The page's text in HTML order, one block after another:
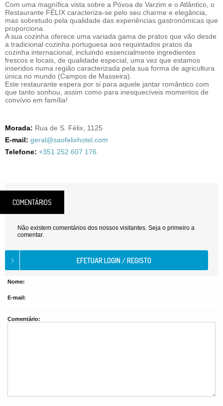
Com uma magnífica vista sobre a Póvoa de Varzim e o Atlântico, o
Restaurante FÉLIX caracteriza-se pelo seu charme e elegância,
mas sobretudo pela qualidade das experiências gastronómicas que
proporciona.
A sua cozinha oferece uma variada gama de pratos que vão desde
a tradicional cozinha portuguesa aos requintados pratos da
cozinha internacional, incluindo essencialmente ingredientes
frescos e locais, de qualidade especial, uma vez que estamos
inseridos numa região caracterizada pela sua forma de agricultura
única no mundo (Campos de Masseira).
Este restaurante espera por si para aquele jantar romântico com
que tanto sonhou, assim como para inesquecíveis momentos de
convívio em família!
Morada: Rua de S. Félix, 1125
E-mail: geral@saofelixhotel.com
Telefone: +351 252 607 176
COMENTÁRIOS
Não existem comentários dos nossos visitantes. Seja o primeiro a
comentar.
Nome:
E-mail:
Comentário: